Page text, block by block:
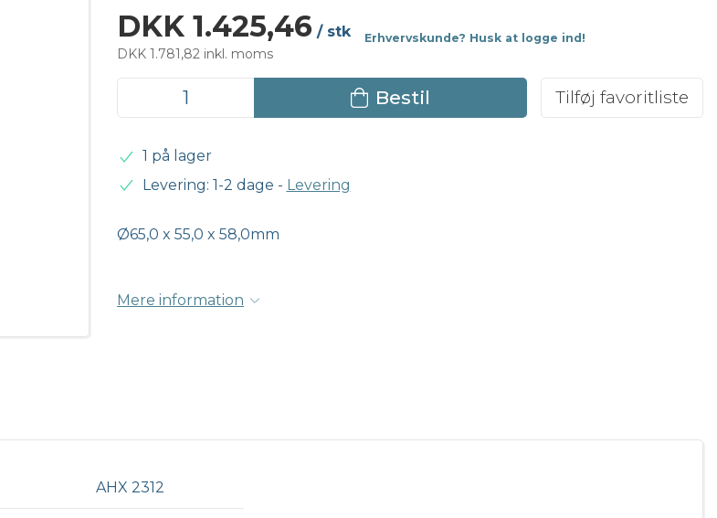
DKK 1.425,46 / stk Erhvervskunde? Husk at logge ind!
DKK 1.781,82 inkl. moms
Bestil Tilføj favoritliste
1 på lager
Levering: 1-2 dage - Levering
Ø65,0 x 55,0 x 58,0mm
Mere information
AHX 2312